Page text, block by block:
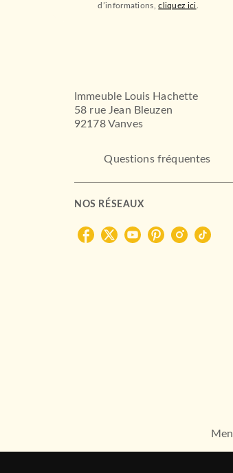
d’informations,cliquez ici
Immeuble Louis Hachette
58 rue Jean Bleuzen
92178 Vanves
Questions fréquentes
NOS RÉSEAUX